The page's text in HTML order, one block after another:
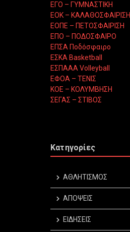
ΕΓΟ – ΓΥΜΝΑΣΤΙΚΗ
ΕΟΚ – ΚΑΛΑΘΟΣΦΑΙΡΙΣΗ
ΕΟΠΕ – ΠΕΤΟΣΦΑΙΡΙΣΗ
ΕΠΟ – ΠΟΔΟΣΦΑΙΡΟ
ΕΠΣΑ Ποδόσφαιρο
ΕΣΚΑ Basketball
ΕΣΠΑΑΑ Volleyball
ΕΦΟΑ – ΤΕΝΙΣ
ΚΟΕ – ΚΟΛΥΜΒΗΣΗ
ΣΕΓΑΣ – ΣΤΙΒΟΣ
Κατηγορίες
ΑΘΛΗΤΙΣΜΟΣ
ΑΠΟΨΕΙΣ
ΕΙΔΗΣΕΙΣ